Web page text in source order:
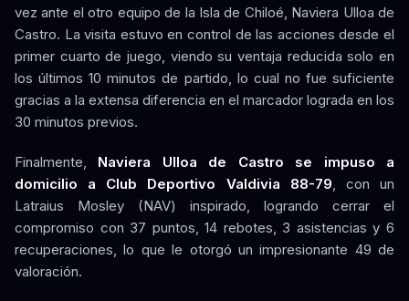
vez ante el otro equipo de la Isla de Chiloé, Naviera Ulloa de
Castro. La visita estuvo en control de las acciones desde el
primer cuarto de juego, viendo su ventaja reducida solo en
los últimos 10 minutos de partido, lo cual no fue suficiente
gracias a la extensa diferencia en el marcador lograda en los
30 minutos previos.
Finalmente, Naviera Ulloa de Castro se impuso a
domicilio a Club Deportivo Valdivia 88-79, con un
Latraius Mosley (NAV) inspirado, logrando cerrar el
compromiso con 37 puntos, 14 rebotes, 3 asistencias y 6
recuperaciones, lo que le otorgó un impresionante 49 de
valoración.